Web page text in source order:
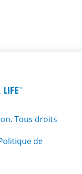
Tous droits
de